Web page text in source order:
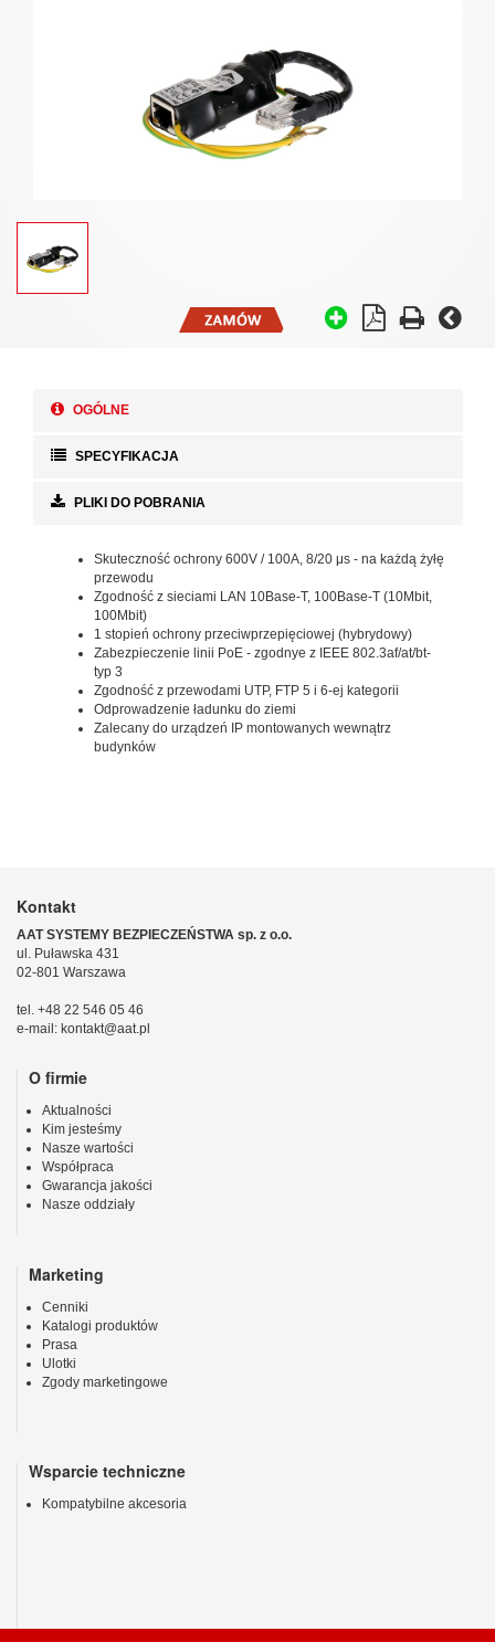
OGÓLNE
SPECYFIKACJA
PLIKI DO POBRANIA
Skuteczność ochrony 600V / 100A, 8/20 μs - na każdą żyłę
przewodu
Zgodność z sieciami LAN 10Base-T, 100Base-T (10Mbit,
100Mbit)
1 stopień ochrony przeciwprzepięciowej (hybrydowy)
Zabezpieczenie linii PoE - zgodnye z IEEE 802.3af/at/bt-
typ 3
Zgodność z przewodami UTP, FTP 5 i 6-ej kategorii
Odprowadzenie ładunku do ziemi
Zalecany do urządzeń IP montowanych wewnątrz
budynków
Kontakt
AAT SYSTEMY BEZPIECZEŃSTWA sp. z o.o.
ul. Puławska 431
02-801 Warszawa
tel. +48 22 546 05 46
e-mail: kontakt@aat.pl
O firmie
Aktualności
Kim jesteśmy
Nasze wartości
Współpraca
Gwarancja jakości
Nasze oddziały
Marketing
Cenniki
Katalogi produktów
Prasa
Ulotki
Zgody marketingowe
Wsparcie techniczne
Kompatybilne akcesoria